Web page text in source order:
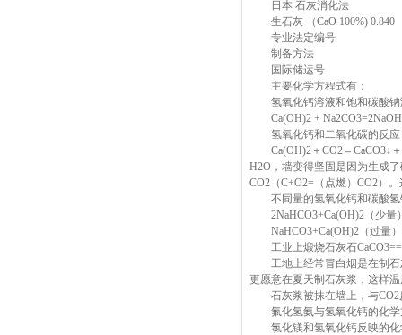
日本 石灰消化法
生石灰 （CaO 100%) 0.840
专业法定编号
制备方法
国际储运号
主要化学方程式有：
氢氧化钙溶液和饱和碳酸钠
Ca(OH)2 +
氢氧化钙和二氧化碳的反应
Ca(OH)2＋CO2＝CaCO3↓＋
H2O，墙变得坚固是因为生成
CO2（C+O2=（点燃）CO2）
不同量的氢氧化钙和碳酸氢
2NaHCO3+Ca(OH)2（少量
NaHCO3+Ca(OH)2（过量）
工业上煅烧石灰石CaCO3==
工地上经常冒白烟是在制石
更愿意在夏天制石灰浆，这样
石灰浆被抹在墙上，与CO2
氟化氢氨与氢氧化钙的化学
氯化镁和氢氧化钙反映的化